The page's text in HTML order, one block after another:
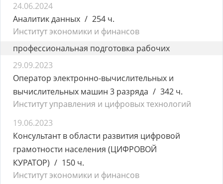
24.06.2024
Аналитик данных
254 ч.
Институт экономики и финансов
профессиональная подготовка рабочих
29.09.2023
Оператор электронно-вычислительных и
вычислительных машин 3 разряда
342 ч.
Институт управления и цифровых технологий
19.06.2023
Консультант в области развития цифровой
грамотности населения (ЦИФРОВОЙ
КУРАТОР)
150 ч.
Институт экономики и финансов